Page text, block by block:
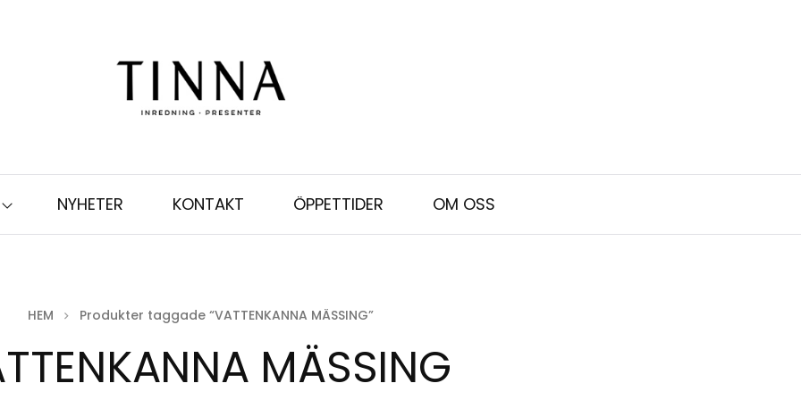
NYHETER KONTAKT ÖPPETTIDER OM OSS
HEM Produkter taggade “VATTENKANNA MÄSSING”
MÄSSING